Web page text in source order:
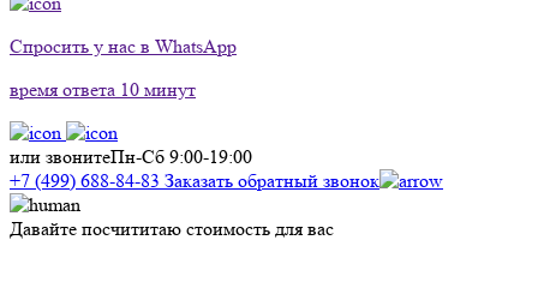
Спросить у нас в WhatsApp
время ответа 10 минут
или звонитеПн-Сб 9:00-19:00
+7 (499) 688-84-83 Заказать обратный звонок
Давайте посчититаю стоимость для вас